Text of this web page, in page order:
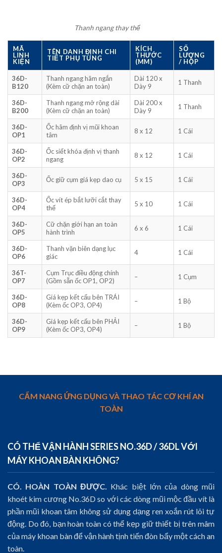
Thanh ngang thay thế
MÃ
LINH
KIỆN
TÊN DANH ĐỊNH CHI
TIẾT PHỤ TÙNG
KÍCH
THƯỚC
(MM)
SỐ
LƯỢNG
/ HỘP
36D-
B120
Thanh ngang hãm ngắn
(Kèm cữ chặn an toàn)
Dài 120 x
Dày 9
1 Thanh
36D-
B200
Thanh ngang mở rộng dài
(Kèm cữ chặn an toàn)
Dài 200 x
Dày 9
1 Thanh
36D-
OP1
Ốc hãm định vị mũi khoan
tâm
8 x 12 1 Cái
36D-
OP2
Ốc siết khóa định vị thanh
ngang
8 x 12 1 Cái
36D-
OP3
Ốc giữ cụm giá kẹp dao cụ 5 x 15 1 Cái
36D-
OP4
Ốc vít ép bắt lưỡi cắt thay
thế
5 x 10 1 Cái
36D-
OP5
Cữ chặn giới hạn an toàn
hành trình
6 x 6 1 Cái
36D-
OP6
Thanh vặn biên dạng lục
giác
4 1 Cái
36T-
OP7
Cụm Trục điều động chính
(Gồm sẵn ốc OP1, OP2)
– 1 Cụm
36D-
OP8
Giá kẹp kết cấu bên TRÁI
(Kèm ốc OP3, OP4)
– 1 Bộ
36D-
OP9
Giá kẹp kết cấu bên PHẢI
(Kèm ốc OP3, OP4)
– 1 Bộ
CẨM NANG ỨNG DỤNG VÀ THAO TÁC CƠ KHÍ AN
TOÀN
CÓ THỂ VẬN HÀNH SERIES NO.36D / 36DL VỚI
MÁY KHOAN BÀN KHÔNG?
CÓ. HOÀN TOÀN ĐƯỢC.
Khác biệt lớn của dòng mũi
khoét kim cương No.36D so với các dòng mũi mộc đầu vít là
phần mũi khoan tâm không sử dụng dạng ren xoắn rút lõi tự
động. Do đó, bạn hoàn toàn có thể kẹp giữ thiết bị trên mâm
của máy khoan bàn để vận hành tịnh tiến đòn bẩy một cách an
toàn.